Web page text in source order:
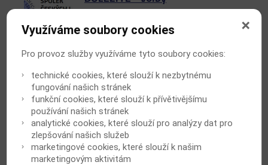
na podzim letošního roku budou
probíhat volby do výboru našeho
spolku. Volby budou uskutečněny
elektronickou formou...
celý článek
PLACÁKŮV VEČER
Publikováno: 20.5.2024
Přednáškový večer Interní kliniky 1.
Využíváme soubory cookies
Pro provoz služby využíváme tyto soubory cookies:
technické cookies, které slouží k nezbytnému
fungování našich stránek
funkční cookies, které slouží k přívětivějšímu
používání našich stránek
analytické cookies, které slouží pro analýzy dat pro
zlepšování našich služeb
marketingové cookies, které slouží k našim
marketingovým aktivitám